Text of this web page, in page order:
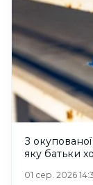
З
яку батьки
01 сер. 2026